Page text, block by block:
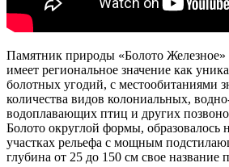
14.02
18:00
762
92%
6
289°
14.02
21:00
Памятник природы «Болото Железное»
имеет региональное значение как
болотных угодий, с местообитаниями
количества видов колониальных,
водоплавающих птиц и других
Болото округлой формы,
участках рельефа с мощным
глубина от 25 до 150 см свое название